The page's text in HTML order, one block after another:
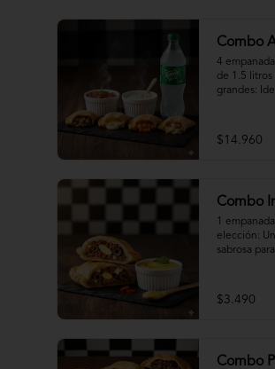
Combo
4
de 1.5 litros
grandes:
bebida fría
nuestras
$14.960
Combo
1
elección:
sabrosa
favorita y
nuestras
$3.490
Combo